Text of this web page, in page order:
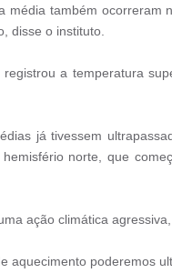
média também
disse o instituto.
a temperatura
já tivessem
norte, que
ação climática
aquecimento poderemos